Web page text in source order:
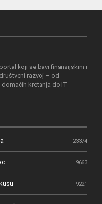
koji se bavi finansijskim i
razvoj – od
kretanja do IT
23374
9663
9221